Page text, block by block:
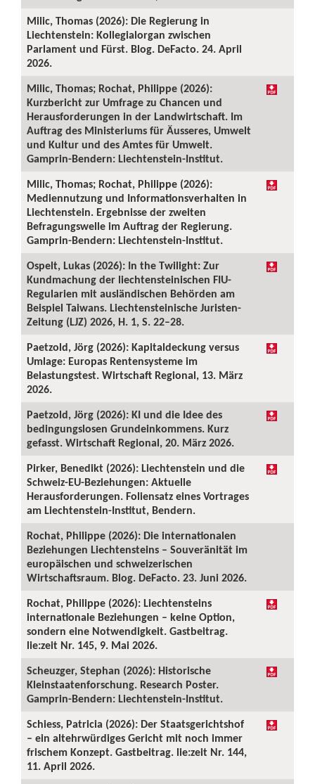
Milic, Thomas (2026): Die Regierung in
Liechtenstein: Kollegialorgan zwischen
Parlament und Fürst. Blog. DeFacto. 24. April
2026.
Milic, Thomas; Rochat, Philippe (2026):
Kurzbericht zur Umfrage zu Chancen und
Herausforderungen in der Landwirtschaft. Im
Auftrag des Ministeriums für Äusseres, Umwelt
und Kultur und des Amtes für Umwelt.
Gamprin-Bendern: Liechtenstein-Institut.
Milic, Thomas; Rochat, Philippe (2026):
Mediennutzung und Informationsverhalten in
Liechtenstein. Ergebnisse der zweiten
Befragungswelle im Auftrag der Regierung.
Gamprin-Bendern: Liechtenstein-Institut.
Ospelt, Lukas (2026): In the Twilight: Zur
Kundmachung der liechtensteinischen FIU-
Regularien mit ausländischen Behörden am
Beispiel Taiwans. Liechtensteinische Juristen-
Zeitung (LJZ) 2026, H. 1, S. 22–28.
Paetzold, Jörg (2026): Kapitaldeckung versus
Umlage: Europas Rentensysteme im
Belastungstest. Wirtschaft Regional, 13. März
2026.
Paetzold, Jörg (2026): KI und die Idee des
bedingungslosen Grundeinkommens. Kurz
gefasst. Wirtschaft Regional, 20. März 2026.
Pirker, Benedikt (2026): Liechtenstein und die
Schweiz-EU-Beziehungen: Aktuelle
Herausforderungen. Foliensatz eines Vortrages
am Liechtenstein-Institut, Bendern.
Rochat, Philippe (2026): Die internationalen
Beziehungen Liechtensteins – Souveränität im
europäischen und schweizerischen
Wirtschaftsraum. Blog. DeFacto. 23. Juni 2026.
Rochat, Philippe (2026): Liechtensteins
internationale Beziehungen – keine Option,
sondern eine Notwendigkeit. Gastbeitrag.
lie:zeit Nr. 145, 9. Mai 2026.
Scheuzger, Stephan (2026): Historische
Kleinstaatenforschung. Research Poster.
Gamprin-Bendern: Liechtenstein-Institut.
Schiess, Patricia (2026): Der Staatsgerichtshof
– ein altehrwürdiges Gericht mit noch immer
frischem Konzept. Gastbeitrag. lie:zeit Nr. 144,
11. April 2026.